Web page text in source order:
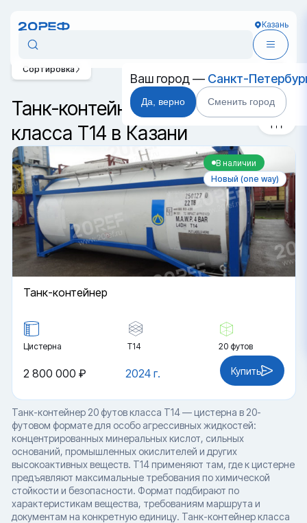
Казань
Ваш город — Санкт-
Да, верно Сменить город
Танк-контейнер 20 футов
класса T14 в Казани
Сортировка
В наличии
Новый (one way)
Танк-контейнер
Цистерна Т14 20 футов
2024 г.
2 800 000 ₽ Купить
Танк-контейнер 20 футов класса T14 — цистерна в 20-
футовом формате для особо агрессивных жидкостей:
концентрированных минеральных кислот, сильных
оснований, промышленных окислителей и других
высокоактивных веществ. T14 применяют там, где к цистерне
предъявляют максимальные требования по химической
стойкости и безопасности. Формат подбирают по
характеристикам вещества, требованиям маршрута и
документам на конкретную единицу. Танк-контейнер класса